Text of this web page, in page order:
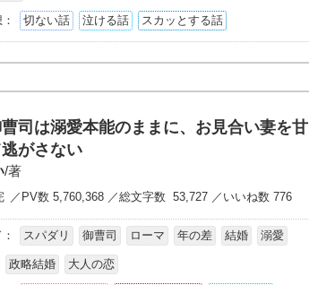
切ない話 泣ける話 スカッとする話
司は溺愛本能のままに、お見合い妻を甘
がさない
/著
／PV数 5,760,368 ／総文字数 53,727 ／いいね数 776
スパダリ 御曹司 ローマ 年の差 結婚 溺愛
政略結婚 大人の恋